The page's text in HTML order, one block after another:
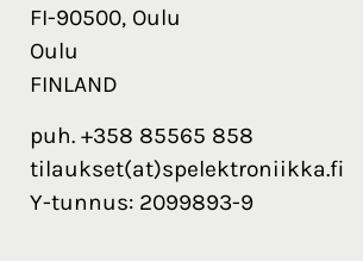
FI-90500, Oulu
Oulu
FINLAND
puh. +358 85565 858
tilaukset(at)spelektroniikka.fi
Y-tunnus: 2099893-9